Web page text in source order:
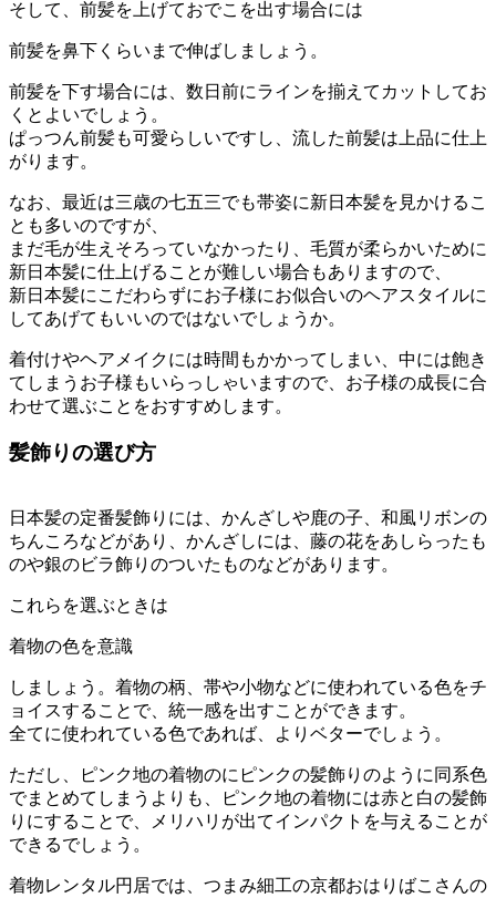
そして、前髪を上げておでこを出す場合には
前髪を鼻下くらいまで伸ばしましょう。
前髪を下す場合には、数日前にラインを揃えてカットしてお
くとよいでしょう。
ぱっつん前髪も可愛らしいですし、流した前髪は上品に仕上
がります。
なお、最近は三歳の七五三でも帯姿に新日本髪を見かけるこ
とも多いのですが、
まだ毛が生えそろっていなかったり、毛質が柔らかいために
新日本髪に仕上げることが難しい場合もありますので、
新日本髪にこだわらずにお子様にお似合いのヘアスタイルに
してあげてもいいのではないでしょうか。
着付けやヘアメイクには時間もかかってしまい、中には飽き
てしまうお子様もいらっしゃいますので、お子様の成長に合
わせて選ぶことをおすすめします。
髪飾りの選び方
日本髪の定番髪飾りには、かんざしや鹿の子、和風リボンの
ちんころなどがあり、かんざしには、藤の花をあしらったも
のや銀のビラ飾りのついたものなどがあります。
これらを選ぶときは
着物の色を意識
しましょう。着物の柄、帯や小物などに使われている色をチ
ョイスすることで、統一感を出すことができます。
全てに使われている色であれば、よりベターでしょう。
ただし、ピンク地の着物のにピンクの髪飾りのように同系色
でまとめてしまうよりも、ピンク地の着物には赤と白の髪飾
りにすることで、メリハリが出てインパクトを与えることが
できるでしょう。
着物レンタル円居では、つまみ細工の京都おはりばこさんの